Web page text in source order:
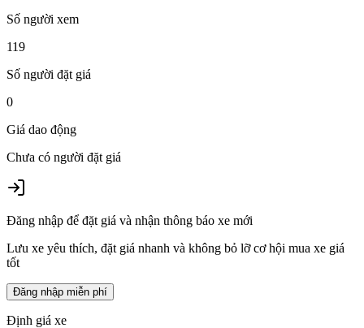
Số người xem
119
Số người đặt giá
0
Giá dao động
Chưa có người đặt giá
Đăng nhập để đặt giá và nhận thông báo xe mới
Lưu xe yêu thích, đặt giá nhanh và không bỏ lỡ cơ hội mua xe giá
tốt
Đăng nhập miễn phí
Định giá xe